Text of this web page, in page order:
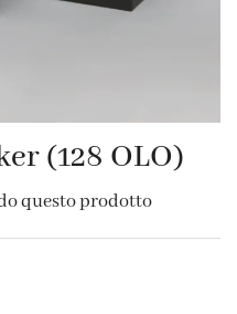
(128 OLO)
questo prodotto